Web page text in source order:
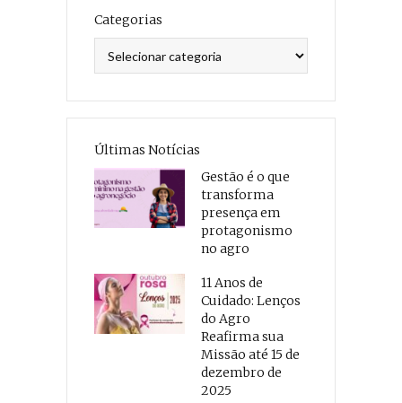
Categorias
Últimas Notícias
Gestão é o que
transforma
presença em
protagonismo
no agro
11 Anos de
Cuidado: Lenços
do Agro
Reafirma sua
Missão até 15 de
dezembro de
2025